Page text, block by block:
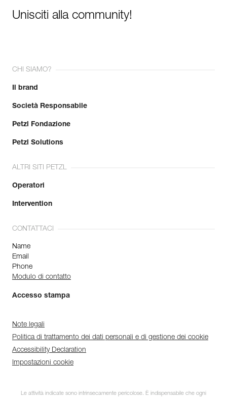
Unisciti alla community!
CHI SIAMO?
Il brand
Società Responsabile
Petzl Fondazione
Petzl Solutions
ALTRI SITI PETZL
Operatori
Intervention
CONTATTACI
Name
Email
Phone
Modulo di contatto
Accesso stampa
Note legali
Politica di trattamento dei dati personali e di gestione dei cookie
Accessibility Declaration
Impostazioni cookie
Le attività indicate sono intrinsecamente pericolose. È indispensabile che ogni